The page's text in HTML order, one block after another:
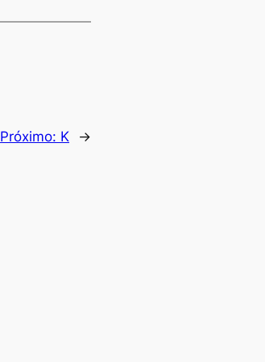
Próximo: K →